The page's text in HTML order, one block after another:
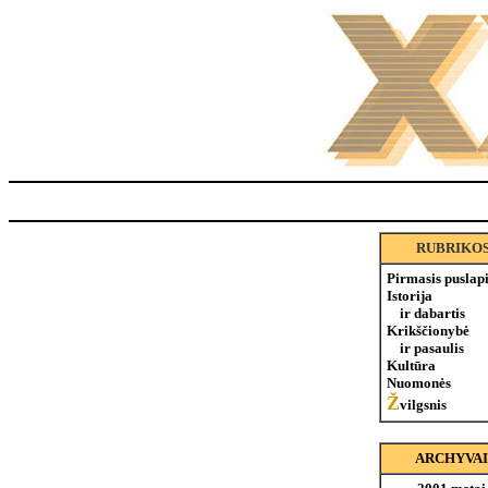
Pirmasis
Istorija
ir dabartis
Krikščionybė
ir pasaulis
Kultūra
Nuomonės
Žvilgsnis
ARCHYVAI